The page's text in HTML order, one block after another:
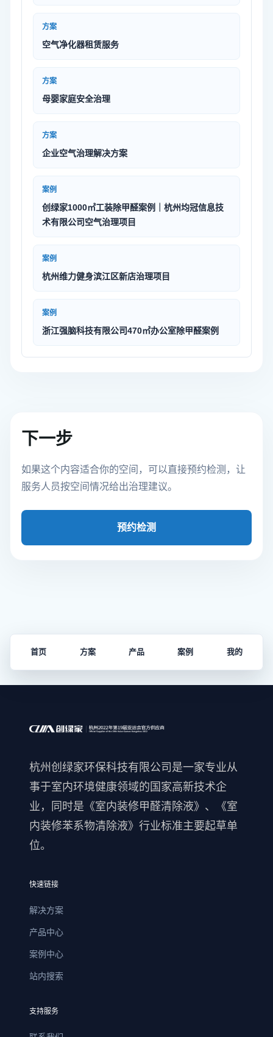
方案
空气净化器租赁服务
方案
母婴家庭安全治理
方案
企业空气治理解决方案
案例
创绿家1000㎡工装除甲醛案例｜杭州均冠信息技
术有限公司空气治理项目
案例
杭州维力健身滨江区新店治理项目
案例
浙江强脑科技有限公司470㎡办公室除甲醛案例
下一步
如果这个内容适合你的空间，可以直接预约检测，让
服务人员按空间情况给出治理建议。
预约检测
首页 方案 产品 案例 我的
杭州创绿家环保科技有限公司是一家专业从
事于室内环境健康领域的国家高新技术企
业，同时是《室内装修甲醛清除液》、《室
内装修苯系物清除液》行业标准主要起草单
位。
快速链接
解决方案
产品中心
案例中心
站内搜索
支持服务